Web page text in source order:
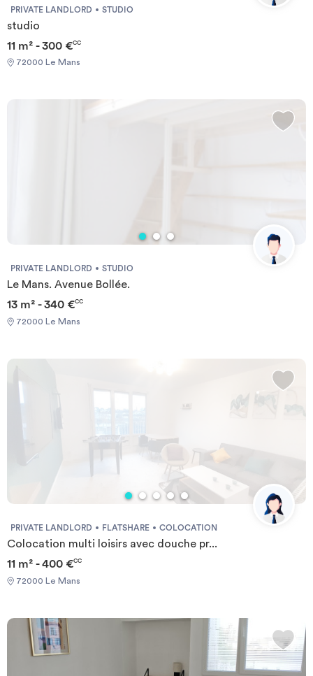
PRIVATE LANDLORD STUDIO
studio
11 m² - 300 €CC
72000 Le Mans
PRIVATE LANDLORD STUDIO
Le Mans. Avenue Bollée.
13 m² - 340 €CC
72000 Le Mans
PRIVATE LANDLORD FLATSHARE COLOCATION
Colocation multi loisirs avec douche pr...
11 m² - 400 €CC
72000 Le Mans